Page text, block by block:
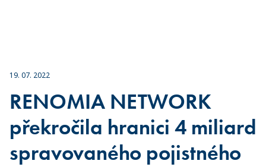
19. 07. 2022
RENOMIA NETWORK
překročila hranici 4 miliard
spravovaného pojistného